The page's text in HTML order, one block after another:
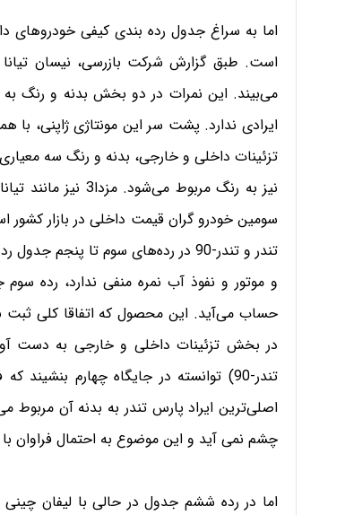
اما به سراغ جدول رده بندی کیفی خودروهای
می‌بیند. این نمرات در دو بخش بدنه و رنگ
نیز به رنگ
سومین خودرو گران قیمت داخلی در بازار کشور
تندر و تندر-90 در رده‌های سوم تا
و موتور و نفوذ آب نمره منفی ندارد، رده سوم
حساب می‌آید. این محصول که اتفاقا کلی ثبت
در بخش تزئینات داخلی و خارجی به دست
تندر-90) توانسته در جایگاه چهارم
چشم نمی آید و این موضوع به احتمال فراوان